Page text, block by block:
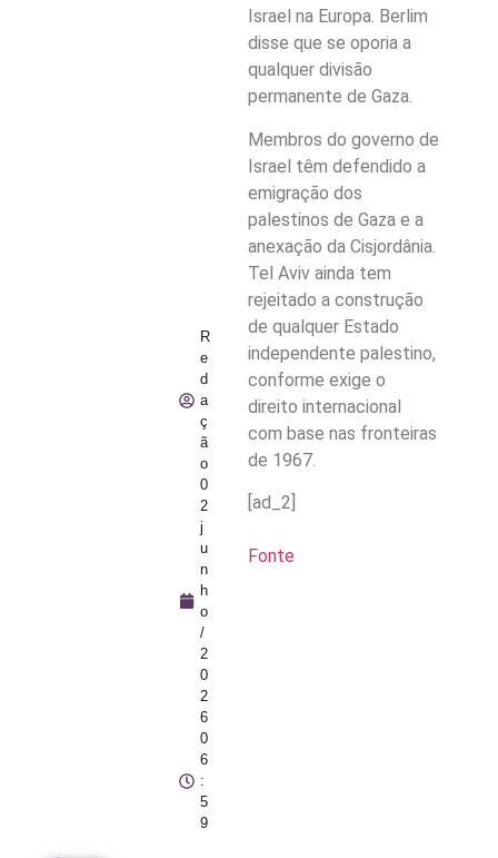
R
e
d
a
ç
ã
o
0
2
j
u
n
h
o
/
2
0
2
6
0
6
:
5
9
Israel na Europa. Berlim
disse que se oporia a
qualquer divisão
permanente de Gaza.
Membros do governo de
Israel têm defendido a
emigração dos
palestinos de Gaza e a
anexação da Cisjordânia.
Tel Aviv ainda tem
rejeitado a construção
de qualquer Estado
independente palestino,
conforme exige o
direito internacional
com base nas fronteiras
de 1967.
[ad_2]
Fonte